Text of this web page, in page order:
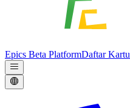
Epics Beta PlatformDaftar Kartu